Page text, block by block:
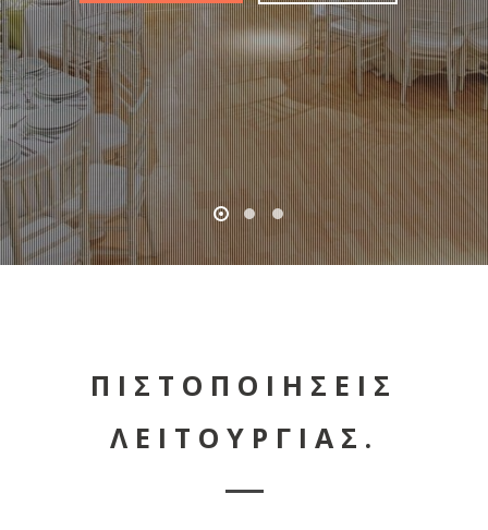
ΠΙΣΤΟΠΟΙΗΣΕΙΣ
ΛΕΙΤΟΥΡΓΙΑΣ.